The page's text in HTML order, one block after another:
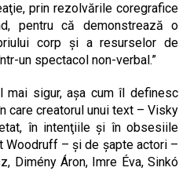
prin rezolvările coregrafice
pentru că demonstrează o
corp şi a resurselor de
un spectacol non-verbal.”
mai sigur, aşa cum îl definesc
care creatorul unui text – Visky
în intenţiile şi în obsesiile
Woodruff – şi de şapte actori –
Dimény Áron, Imre Éva, Sinkó